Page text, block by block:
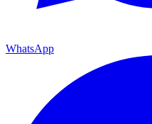
WhatsApp